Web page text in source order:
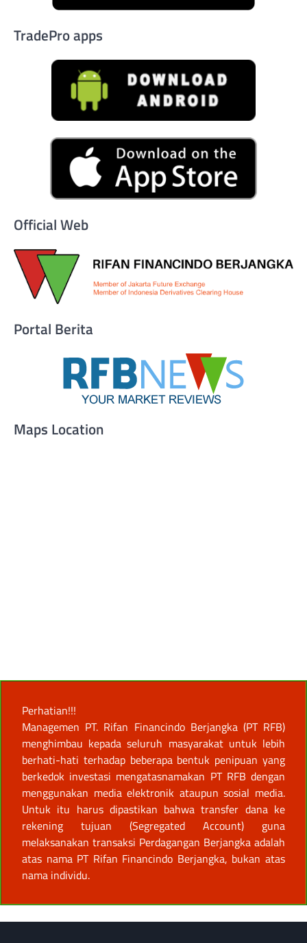
TradePro apps
Official Web
Portal Berita
Maps Location
Perhatian!!!
Managemen PT. Rifan Financindo Berjangka (PT RFB)
menghimbau kepada seluruh masyarakat untuk lebih
berhati-hati terhadap beberapa bentuk penipuan yang
berkedok investasi mengatasnamakan PT RFB dengan
menggunakan media elektronik ataupun sosial media.
Untuk itu harus dipastikan bahwa transfer dana ke
rekening tujuan (Segregated Account) guna
melaksanakan transaksi Perdagangan Berjangka adalah
atas nama PT Rifan Financindo Berjangka, bukan atas
nama individu.